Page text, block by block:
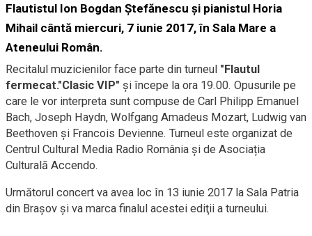
Flautistul Ion Bogdan Ştefănescu şi pianistul Horia
Mihail cântă miercuri, 7 iunie 2017, în Sala Mare a
Ateneului Român.
Recitalul muzicienilor face parte din turneul "Flautul
fermecat."Clasic VIP" şi începe la ora 19.00. Opusurile pe
care le vor interpreta sunt compuse de Carl Philipp Emanuel
Bach, Joseph Haydn, Wolfgang Amadeus Mozart, Ludwig van
Beethoven şi Francois Devienne. Turneul este organizat de
Centrul Cultural Media Radio România şi de Asociația
Culturală Accendo.
Următorul concert va avea loc în 13 iunie 2017 la Sala Patria
din Braşov şi va marca finalul acestei ediţii a turneului.